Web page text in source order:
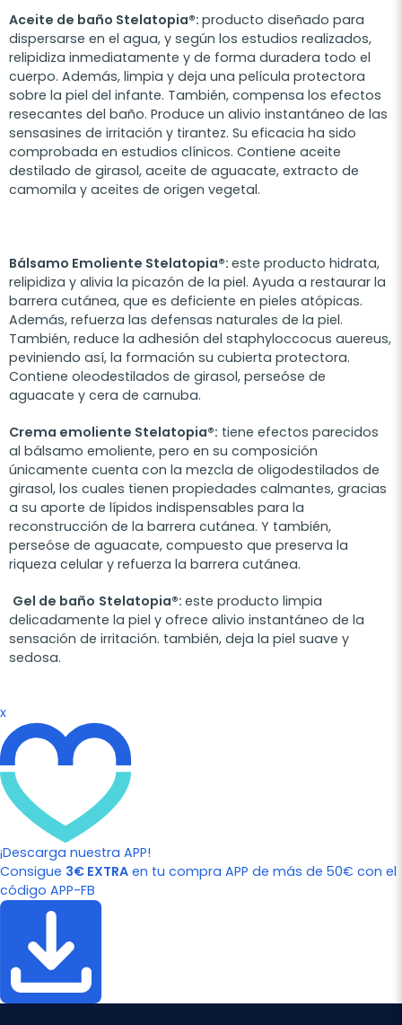
Aceite de baño Stelatopia®: producto diseñado para
dispersarse en el agua, y según los estudios realizados,
relipidiza inmediatamente y de forma duradera todo el
cuerpo. Además, limpia y deja una película protectora
sobre la piel del infante. También, compensa los efectos
resecantes del baño. Produce un alivio instantáneo de las
sensasines de irritación y tirantez. Su eficacia ha sido
comprobada en estudios clínicos. Contiene aceite
destilado de girasol, aceite de aguacate, extracto de
camomila y aceites de origen vegetal.
Bálsamo Emoliente Stelatopia®: este producto hidrata,
relipidiza y alivia la picazón de la piel. Ayuda a restaurar la
barrera cutánea, que es deficiente en pieles atópicas.
Además, refuerza las defensas naturales de la piel.
También, reduce la adhesión del staphyloccocus auereus,
peviniendo así, la formación su cubierta protectora.
Contiene oleodestilados de girasol, perseóse de
aguacate y cera de carnuba.
Crema emoliente Stelatopia®: tiene efectos parecidos
al bálsamo emoliente, pero en su composición
únicamente cuenta con la mezcla de oligodestilados de
girasol, los cuales tienen propiedades calmantes, gracias
a su aporte de lípidos indispensables para la
reconstrucción de la barrera cutánea. Y también,
perseóse de aguacate, compuesto que preserva la
riqueza celular y refuerza la barrera cutánea.
Gel de baño Stelatopia®: este producto limpia
delicadamente la piel y ofrece alivio instantáneo de la
sensación de irritación. también, deja la piel suave y
sedosa.
x
¡Descarga nuestra APP!
Consigue 3€ EXTRA en tu compra APP de más de 50€ con el
código APP-FB